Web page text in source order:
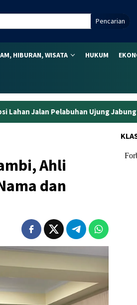
Pencarian
HIBURAN, WISATA HUKUM
Ujung Jabung, Eks Kepala BPN
Ahli
dan